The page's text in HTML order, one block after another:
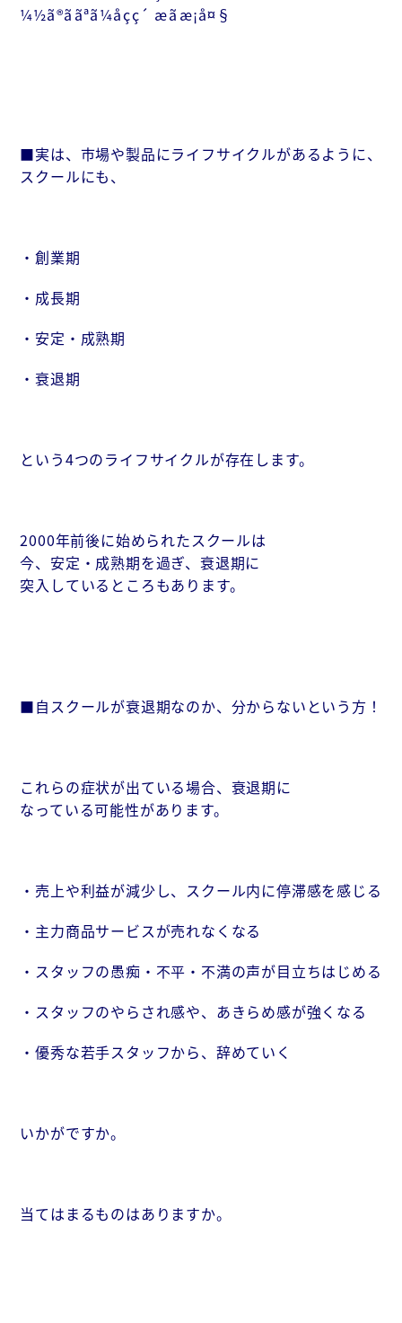
■実は、市場や製品にライフサイクルがあるように、
スクールにも、
・創業期
・成長期
・安定・成熟期
・衰退期
という4つのライフサイクルが存在します。
2000年前後に始められたスクールは
今、安定・成熟期を過ぎ、衰退期に
突入しているところもあります。
■自スクールが衰退期なのか、分からないという方！
これらの症状が出ている場合、衰退期に
なっている可能性があります。
・売上や利益が減少し、スクール内に停滞感を感じる
・主力商品サービスが売れなくなる
・スタッフの愚痴・不平・不満の声が目立ちはじめる
・スタッフのやらされ感や、あきらめ感が強くなる
・優秀な若手スタッフから、辞めていく
いかがですか。
当てはまるものはありますか。